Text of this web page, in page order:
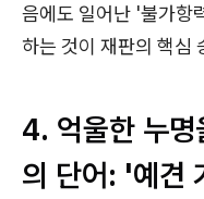
음에도 일어난 '불가항
하는 것이 재판의 핵심
4. 억울한 누명
의 단어: '예견